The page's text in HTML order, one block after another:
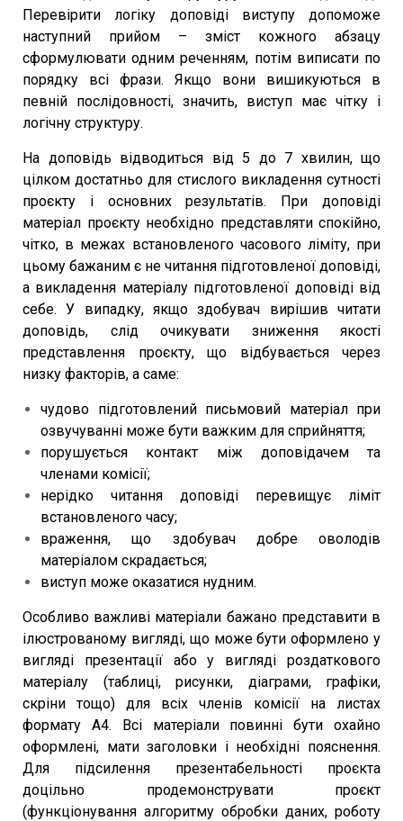
Перевірити логіку доповіді виступу допоможе
наступний прийом – зміст кожного абзацу
сформулювати одним реченням, потім виписати по
порядку всі фрази. Якщо вони вишикуються в
певній послідовності, значить, виступ має чітку і
логічну структуру.
На доповідь відводиться від 5 до 7 хвилин, що
цілком достатньо для стислого викладення сутності
проєкту і основних результатів. При доповіді
матеріал проєкту необхідно представляти спокійно,
чітко, в межах встановленого часового ліміту, при
цьому бажаним є не читання підготовленої доповіді,
а викладення матеріалу підготовленої доповіді від
себе. У випадку, якщо здобувач вирішив читати
доповідь, слід очикувати зниження якості
представлення проєкту, що відбувається через
низку факторів, а саме:
чудово підготовлений письмовий матеріал при
озвучуванні може бути важким для сприйняття;
порушується контакт між доповідачем та
членами комісії;
нерідко читання доповіді перевищує ліміт
встановленого часу;
враження, що здобувач добре оволодів
матеріалом скрадається;
виступ може оказатися нудним.
Особливо важливі матеріали бажано представити в
ілюстрованому вигляді, що може бути оформлено у
вигляді презентації або у вигляді роздаткового
матеріалу (таблиці, рисунки, діаграми, графіки,
скріни тощо) для всіх членів комісії на листах
формату А4. Всі матеріали повинні бути охайно
оформлені, мати заголовки і необхідні пояснення.
Для підсилення презентабельності проєкта
доцільно продемонструвати проєкт
(функціонування алгоритму обробки даних, роботу